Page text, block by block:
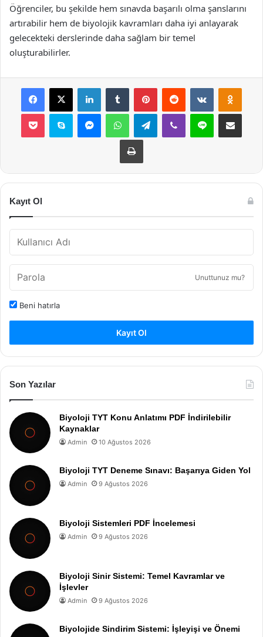
Öğrenciler, bu şekilde hem sınavda başarılı olma şanslarını
artırabilir hem de biyolojik kavramları daha iyi anlayarak
gelecekteki derslerinde daha sağlam bir temel
oluşturabilirler.
Facebook
X LinkedInTumblr PinterestReddit VKontakte
Pocket Skype MessengerWhatsAppTelegramViber Line E-Posta ile
Yazdır
Kayıt Ol
Unuttunuz mu?
Beni hatırla
Kayıt Ol
Son Yazılar
Biyoloji TYT Konu Anlatımı PDF İndirilebilir
Kaynaklar
Admin 10 Ağustos 2026
Biyoloji TYT Deneme Sınavı: Başarıya Giden Yol
Admin 9 Ağustos 2026
Biyoloji Sistemleri PDF İncelemesi
Admin 9 Ağustos 2026
Biyoloji Sinir Sistemi: Temel Kavramlar ve
İşlevler
Admin 9 Ağustos 2026
Biyolojide Sindirim Sistemi: İşleyişi ve Önemi